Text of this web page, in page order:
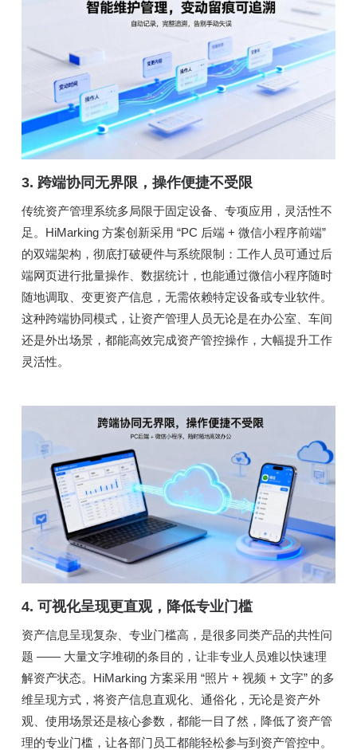
3. 跨端协同无界限，操作便捷不受限
传统资产管理系统多局限于固定设备、专项应用，灵活性不
足。HiMarking 方案创新采用 “PC 后端 + 微信小程序前端”
的双端架构，彻底打破硬件与系统限制：工作人员可通过后
端网页进行批量操作、数据统计，也能通过微信小程序随时
随地调取、变更资产信息，无需依赖特定设备或专业软件。
这种跨端协同模式，让资产管理人员无论是在办公室、车间
还是外出场景，都能高效完成资产管控操作，大幅提升工作
灵活性。
4. 可视化呈现更直观，降低专业门槛
资产信息呈现复杂、专业门槛高，是很多同类产品的共性问
题 —— 大量文字堆砌的条目的，让非专业人员难以快速理
解资产状态。HiMarking 方案采用 “照片 + 视频 + 文字” 的多
维呈现方式，将资产信息直观化、通俗化，无论是资产外
观、使用场景还是核心参数，都能一目了然，降低了资产管
理的专业门槛，让各部门员工都能轻松参与到资产管控中。